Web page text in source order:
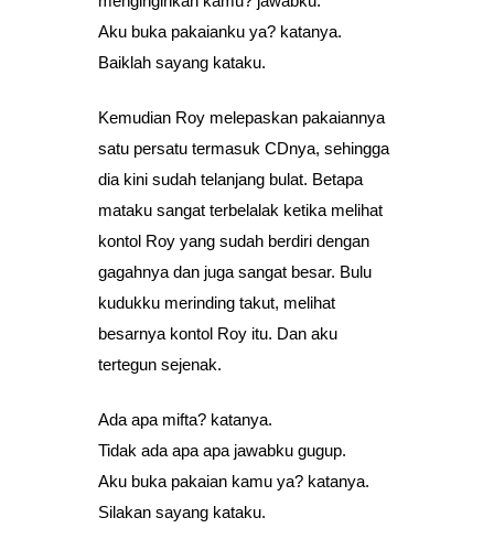
Aku buka pakaianku ya? katanya.
Baiklah sayang kataku.
Kemudian Roy melepaskan pakaiannya
satu persatu termasuk CDnya, sehingga
dia kini sudah telanjang bulat. Betapa
mataku sangat terbelalak ketika melihat
kontol Roy yang sudah berdiri dengan
gagahnya dan juga sangat besar. Bulu
kudukku merinding takut, melihat
besarnya kontol Roy itu. Dan aku
tertegun sejenak.
Ada apa mifta? katanya.
Tidak ada apa apa jawabku gugup.
Aku buka pakaian kamu ya? katanya.
Silakan sayang kataku.